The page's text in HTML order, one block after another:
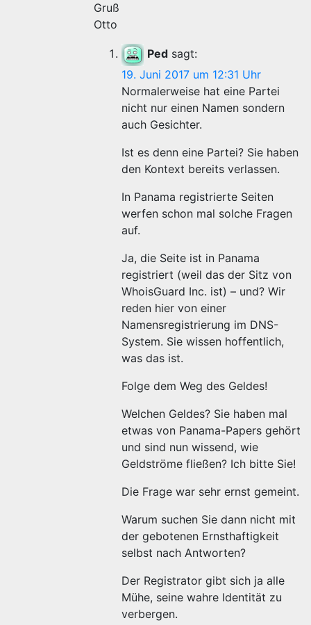
Gruß
Otto
Ped sagt:
19. Juni 2017 um 12:31 Uhr
Normalerweise hat eine Partei
nicht nur einen Namen sondern
auch Gesichter.
Ist es denn eine Partei? Sie haben
den Kontext bereits verlassen.
In Panama registrierte Seiten
werfen schon mal solche Fragen
auf.
Ja, die Seite ist in Panama
registriert (weil das der Sitz von
WhoisGuard Inc. ist) – und? Wir
reden hier von einer
Namensregistrierung im DNS-
System. Sie wissen hoffentlich,
was das ist.
Folge dem Weg des Geldes!
Welchen Geldes? Sie haben mal
etwas von Panama-Papers gehört
und sind nun wissend, wie
Geldströme fließen? Ich bitte Sie!
Die Frage war sehr ernst gemeint.
Warum suchen Sie dann nicht mit
der gebotenen Ernsthaftigkeit
selbst nach Antworten?
Der Registrator gibt sich ja alle
Mühe, seine wahre Identität zu
verbergen.